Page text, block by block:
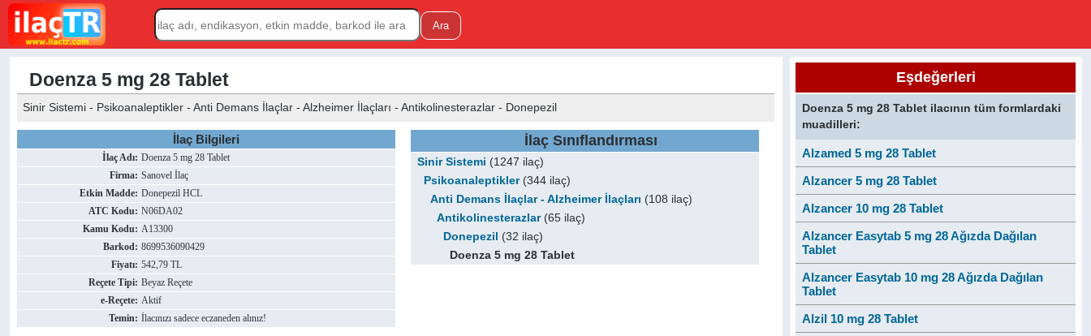
Doenza 5 mg 28 Tablet
Sinir Sistemi - Psikoanaleptikler - Anti Demans İlaçlar - Alzheimer İlaçları - Antikolinesterazlar - Donepezil
İlaç Bilgileri
İlaç Adı: Doenza 5 mg 28 Tablet
Firma: Sanovel İlaç
Etkin Madde: Donepezil HCL
ATC Kodu: N06DA02
Kamu Kodu: A13300
Barkod: 8699536090429
Fiyatı: 542,79 TL
Reçete Tipi: Beyaz Reçete
e-Reçete: Aktif
Temin: İlacınızı sadece eczaneden alınız!
İlaç Sınıflandırması
Sinir Sistemi (1247 ilaç)
Psikoanaleptikler(344 ilaç)
Anti Demans İlaçlar - Alzheimer İlaçları (108 ilaç)
Antikolinesterazlar(65 ilaç)
Donepezil
(32 ilaç)
Doenza 5 mg 28 Tablet
Eşdeğerleri
Doenza 5 mg 28 Tablet ilacının tüm formlardaki
muadilleri:
Alzamed 5 mg 28 Tablet
Alzancer 5 mg 28 Tablet
Alzancer 10 mg 28 Tablet
Alzancer Easytab 5 mg 28 Ağızda Dağılan
Tablet
Alzancer Easytab 10 mg 28 Ağızda Dağılan
Tablet
Alzil 10 mg 28 Tablet